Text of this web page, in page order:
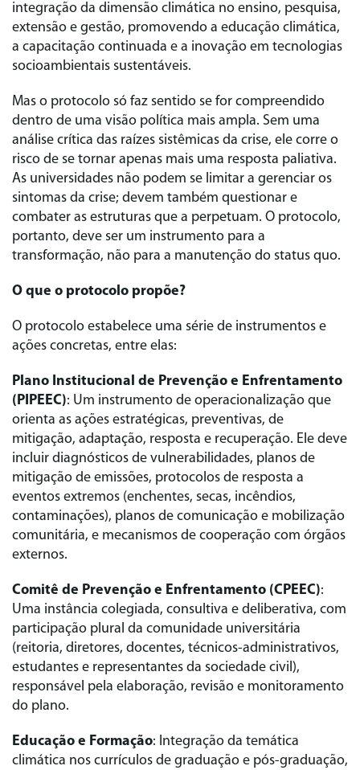
integração da dimensão climática no ensino, pesquisa,
extensão e gestão, promovendo a educação climática,
a capacitação continuada e a inovação em tecnologias
socioambientais sustentáveis.
Mas o protocolo só faz sentido se for compreendido
dentro de uma visão política mais ampla. Sem uma
análise crítica das raízes sistêmicas da crise, ele corre o
risco de se tornar apenas mais uma resposta paliativa.
As universidades não podem se limitar a gerenciar os
sintomas da crise; devem também questionar e
combater as estruturas que a perpetuam. O protocolo,
portanto, deve ser um instrumento para a
transformação, não para a manutenção do status quo.
O que o protocolo propõe?
O protocolo estabelece uma série de instrumentos e
ações concretas, entre elas:
Plano Institucional de Prevenção e Enfrentamento
(PIPEEC): Um instrumento de operacionalização que
orienta as ações estratégicas, preventivas, de
mitigação, adaptação, resposta e recuperação. Ele deve
incluir diagnósticos de vulnerabilidades, planos de
mitigação de emissões, protocolos de resposta a
eventos extremos (enchentes, secas, incêndios,
contaminações), planos de comunicação e mobilização
comunitária, e mecanismos de cooperação com órgãos
externos.
Comitê de Prevenção e Enfrentamento (CPEEC):
Uma instância colegiada, consultiva e deliberativa, com
participação plural da comunidade universitária
(reitoria, diretores, docentes, técnicos-administrativos,
estudantes e representantes da sociedade civil),
responsável pela elaboração, revisão e monitoramento
do plano.
Educação e Formação: Integração da temática
climática nos currículos de graduação e pós-graduação,